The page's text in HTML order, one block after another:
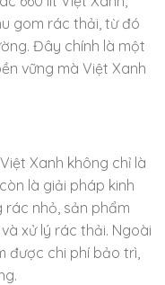
gom rác thải, từ đó
Đây chính là một
vững mà Việt Xanh
Xanh không chỉ là
là giải pháp kinh
rác nhỏ, sản phẩm
xử lý rác thải. Ngoài
được chi phí bảo trì,